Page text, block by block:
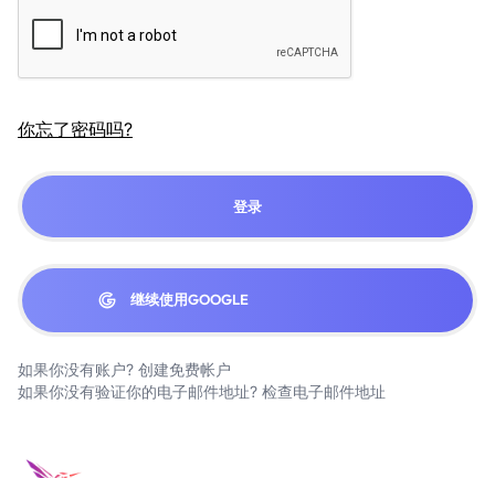
你忘了密码吗?
登录
继续使用GOOGLE
如果你没有账户? 创建免费帐户
如果你没有验证你的电子邮件地址? 检查电子邮件地址